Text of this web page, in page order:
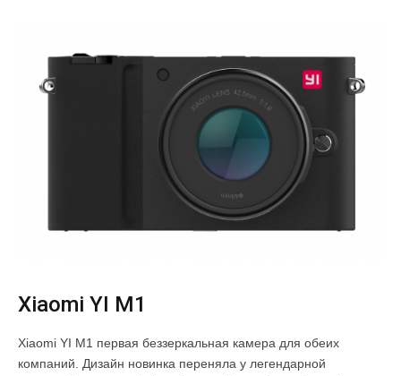
Xiaomi YI M1
Xiaomi YI M1 первая беззеркальная камера для обеих
компаний. Дизайн новинка переняла у легендарной